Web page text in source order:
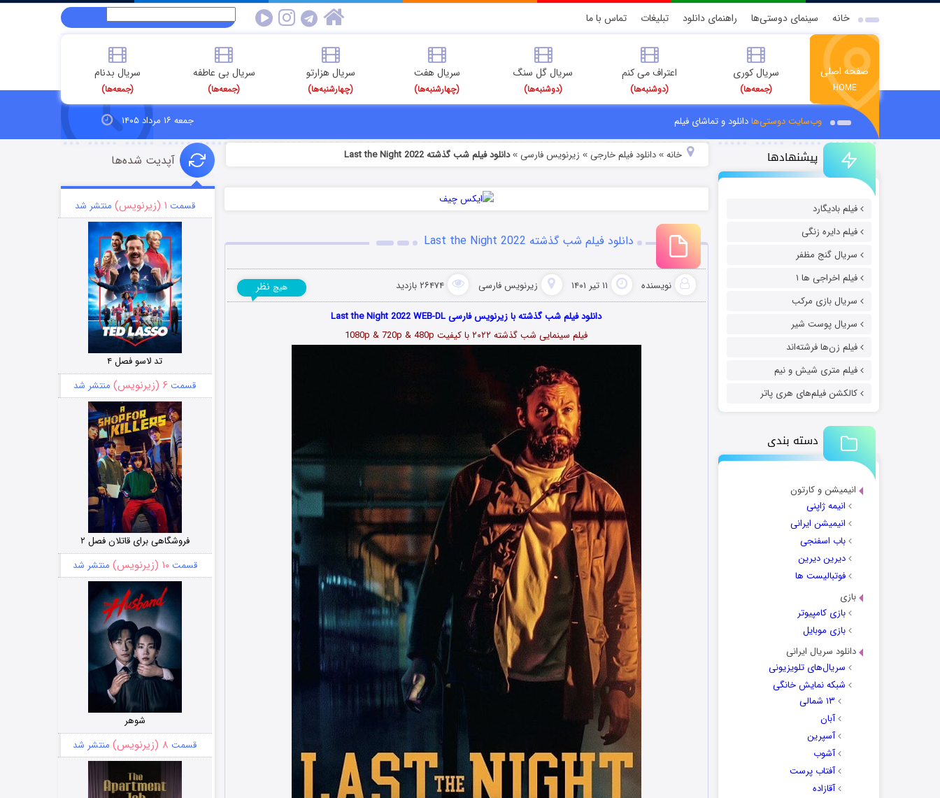
خانه سینمای دوستی‌ها راهنمای دانلود تبلیغات تماس با ما
صفحه اصلی
HOME
سریال کوری
(جمعه‌ها)
اعتراف می کنم
(دوشنبه‌ها)
سریال گل سنگ
(دوشنبه‌ها)
سریال هفت
(چهارشنبه‌ها)
سریال هزارتو
(چهارشنبه‌ها)
سریال بی عاطفه
(جمعه‌ها)
سریال بدنام
(جمعه‌ها)
وب‌سایت دوستی‌هادانلود و تماشای فیلم جمعه ۱۶ مرداد ۱۴۰۵
پیشنهادها
فیلم بادیگارد
فیلم دایره زنگی
سریال گنج مظفر
فیلم اخراجی ها ۱
سریال بازی مرکب
سریال پوست شیر
فیلم زن‌ها فرشته‌اند
فیلم متری شیش و نیم
کالکشن فیلم‌های هری پاتر
دسته بندی
انیمیشن و کارتون
انیمه ژاپنی
انیمیشن ایرانی
باب اسفنجی
دیرین دیرین
فوتبالیست ها
بازی
بازی کامپیوتر
بازی موبایل
دانلود سریال ایرانی
سریال‌های تلویزیونی
شبکه نمایش خانگی
۱۳ شمالی
آبان
آسپرین
آشوب
آفتاب پرست
آقازاده
خانه» دانلود فیلم خارجی » زیرنویس فارسی »دانلود فیلم شب گذشته Last the Night 2022
دانلود فیلم شب گذشته Last the Night 2022
نویسنده ۱۱ تیر ۱۴۰۱ زیرنویس فارسی ۲۶۴۷۴ بازدید هیچ نظر
دانلود فیلم شب گذشته با زیرنویس فارسی Last the Night 2022 WEB-DL
فیلم سینمایی شب گذشته ۲۰۲۲ با کیفیت 1080p & 720p & 480p
آپدیت شده‌ها
قسمت ۱ (زیرنویس) منتشر شد
تد لاسو فصل ۴
قسمت ۶ (زیرنویس) منتشر شد
فروشگاهی برای قاتلان فصل ۲
قسمت۱۰ (زیرنویس) منتشر شد
شوهر
قسمت ۸ (زیرنویس) منتشر شد